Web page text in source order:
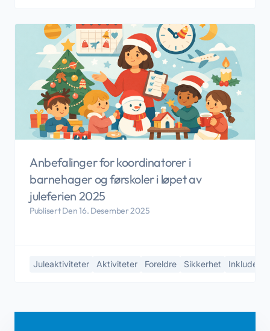
Anbefalinger for koordinatorer i
barnehager og førskoler i løpet av
juleferien 2025
Publisert Den 16. Desember 2025
Juleaktiviteter Aktiviteter Foreldre Sikkerhet